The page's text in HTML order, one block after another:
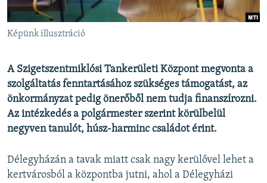
A MÚLT TANULSÁGAI
Valamennyi RFE/RL weboldal
Képünk illusztráció
A Szigetszentmiklósi Tankerületi Központ megvonta a
szolgáltatás fenntartásához szükséges támogatást, az
önkormányzat pedig önerőből nem tudja finanszírozni.
Az intézkedés a polgármester szerint körülbelül
negyven tanulót, húsz-harminc családot érint.
Délegyházán a tavak miatt csak nagy kerülővel lehet a
kertvárosból a központba jutni, ahol a Délegyházi